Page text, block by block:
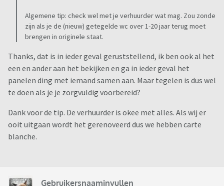
Algemene tip: check wel met je verhuurder wat mag. Zou zonde
zijn als je de (nieuw) getegelde wc over 1-20 jaar terug moet
brengen in originele staat.
Thanks, dat is in ieder geval geruststellend, ik ben ook al het
een en ander aan het bekijken en ga in ieder geval het
panelen ding met iemand samen aan. Maar tegelen is dus wel
te doen als je je zorgvuldig voorbereid?
Dank voor de tip. De verhuurder is okee met alles. Als wij er
ooit uitgaan wordt het gerenoveerd dus we hebben carte
blanche.
Gebruikersnaaminvullen